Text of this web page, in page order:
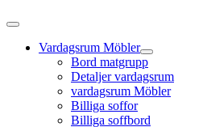
Vardagsrum Möbler
Bord matgrupp
Detaljer vardagsrum
vardagsrum Möbler
Billiga soffor
Billiga soffbord